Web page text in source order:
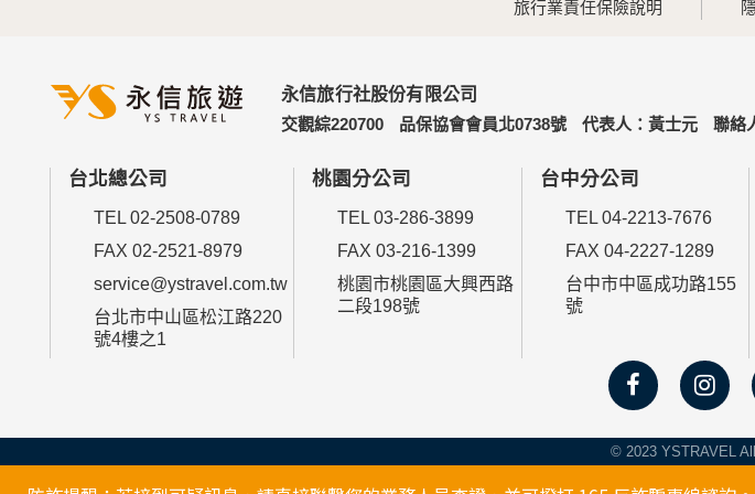
旅行業責任保險說明
永信旅行社股份有限公司
交觀綜220700
品保協會會員北0738號 代表人：黃士元 聯絡
台北總公司
TEL 02-2508-0789
FAX 02-2521-8979
service@ystravel.com.tw
台北市中山區松江路220
號4樓之1
桃園分公司
TEL 03-286-3899
FAX 03-216-1399
桃園市桃園區大興西路
二段198號
台中分公司
TEL 04-2213-7676
FAX 04-2227-1289
台中市中區成功路155
號
© 2023 YSTRAVEL